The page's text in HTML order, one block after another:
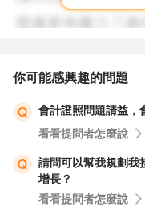
你可能感興趣的問題
會計證照問題請益，
看看提問者怎麼說
請問可以幫我規劃我
增長？
看看提問者怎麼說